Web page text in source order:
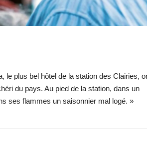
le plus bel hôtel de la station des Clairies,
du pays. Au pied de la station, dans un
ses flammes un saisonnier mal logé. »